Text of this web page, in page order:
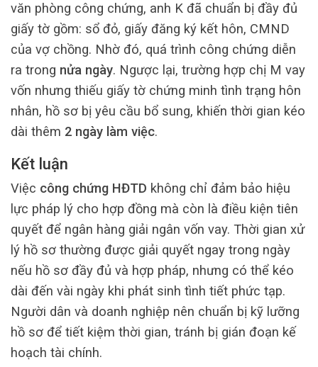
văn phòng công chứng, anh K đã chuẩn bị đầy đủ
giấy tờ gồm: sổ đỏ, giấy đăng ký kết hôn, CMND
của vợ chồng. Nhờ đó, quá trình công chứng diễn
ra trong nửa ngày. Ngược lại, trường hợp chị M vay
vốn nhưng thiếu giấy tờ chứng minh tình trạng hôn
nhân, hồ sơ bị yêu cầu bổ sung, khiến thời gian kéo
dài thêm 2 ngày làm việc.
Kết luận
Việc công chứng HĐTD không chỉ đảm bảo hiệu
lực pháp lý cho hợp đồng mà còn là điều kiện tiên
quyết để ngân hàng giải ngân vốn vay. Thời gian xử
lý hồ sơ thường được giải quyết ngay trong ngày
nếu hồ sơ đầy đủ và hợp pháp, nhưng có thể kéo
dài đến vài ngày khi phát sinh tình tiết phức tạp.
Người dân và doanh nghiệp nên chuẩn bị kỹ lưỡng
hồ sơ để tiết kiệm thời gian, tránh bị gián đoạn kế
hoạch tài chính.